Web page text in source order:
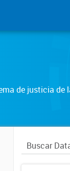
de justicia de